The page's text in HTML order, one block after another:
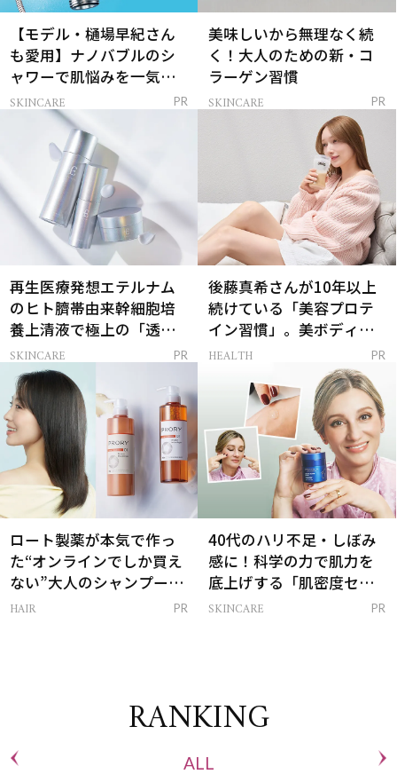
【モデル・樋場早紀さん
も愛用】ナノバブルのシ
ャワーで肌悩みを一気に
解決
SKINCARE PR
美味しいから無理なく続
く！大人のための新・コ
ラーゲン習慣
SKINCARE PR
再生医療発想エテルナム
のヒト臍帯由来幹細胞培
養上清液で極上の「透明
感ハリ肌」へ
SKINCARE PR
後藤真希さんが10年以上
続けている「美容プロテ
イン習慣」。美ボディを
支える朝ルーティンと
HEALTH PR
ロート製薬が本気で作っ
た“オンラインでしか買え
ない”大人のシャンプー＆
トリートメントって？
HAIR PR
40代のハリ不足・しぼみ
感に！科学の力で肌力を
底上げする「肌密度セラ
ム」
SKINCARE PR
RANKING
ALL